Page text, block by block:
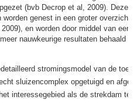
(bvb Decrop et al, 2009). Deze
genest in een groter
en worden door middel van een
nauwkeurige resultaten behaald in
stromingsmodel van de
sluizencomplex opgetuigd en
interessegebied als de strekdam ten